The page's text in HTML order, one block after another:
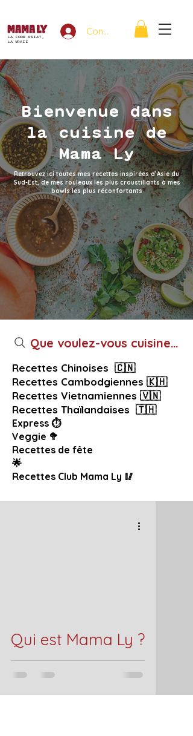
LA FOOD ASIAT,
LA VRAIE
Connexion
Bienvenue dans
la cuisine de
Mama Ly
Retrouvez ici toutes mes recettes inspirées d’Asie du
Sud-Est, de mes rouleaux les plus croustillants à mes
bowls les plus réconfortants
Que voulez-vous cuisiner
Recettes Chinoises 🇨🇳
Recettes Cambodgiennes 🇰🇭
Recettes Vietnamiennes 🇻🇳
Recettes Thaïlandaises 🇹🇭
Express ⏱️
Veggie 🥦
Recettes de fête
🌟
Recettes Club Mama Ly 🥢
Qui est Mama Ly ?